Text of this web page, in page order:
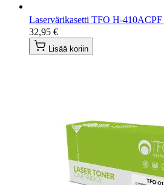
Laservärikasetti TFO H-
32,95 €
Lisää koriin